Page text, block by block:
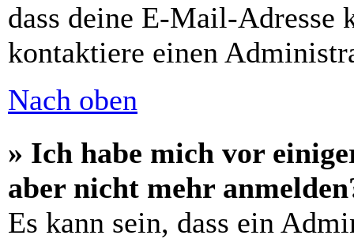
dass deine E-Mail-Adresse
kontaktiere einen
Nach oben
» Ich habe mich vor
aber nicht mehr
Es kann sein, dass ein